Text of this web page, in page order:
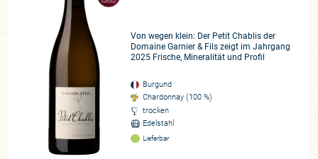
Von wegen klein: Der Petit Chablis der
Domaine Garnier & Fils zeigt im Jahrgang
2025 Frische, Mineralität und Profil
Burgund
Chardonnay (100 %)
trocken
Edelstahl
Lieferbar